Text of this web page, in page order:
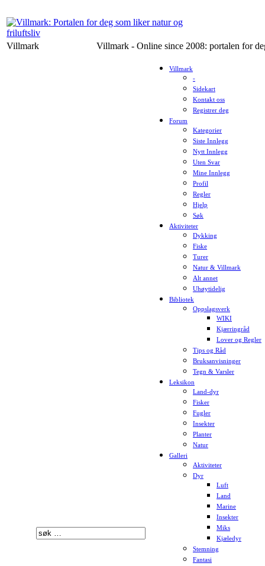
Villmark Villmark - Online since 2008: portalen for
Villmark
-
Sidekart
Kontakt oss
Registrer deg
Forum
Kategorier
Siste Innlegg
Nytt Innlegg
Uten Svar
Mine Innlegg
Profil
Regler
Hjelp
Søk
Aktiviteter
Dykking
Fiske
Turer
Natur & Villmark
Alt annet
Uhøytidelig
Bibliotek
Oppslagsverk
WIKI
Kjærringråd
Lover og Regler
Tips og Råd
Bruksanvisninger
Tegn & Varsler
Leksikon
Land-dyr
Fisker
Fugler
Insekter
Planter
Natur
Galleri
Aktiviteter
Dyr
Luft
Land
Marine
Insekter
Miks
Kjæledyr
Stemning
Fantasi